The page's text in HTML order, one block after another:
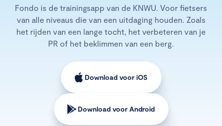
Fondo is de trainingsapp van de KNWU. Voor fietsers
van alle niveaus die van een uitdaging houden. Zoals
het rijden van een lange tocht, het verbeteren van je
PR of het beklimmen van een berg.
Download voor iOS
Download voor Android